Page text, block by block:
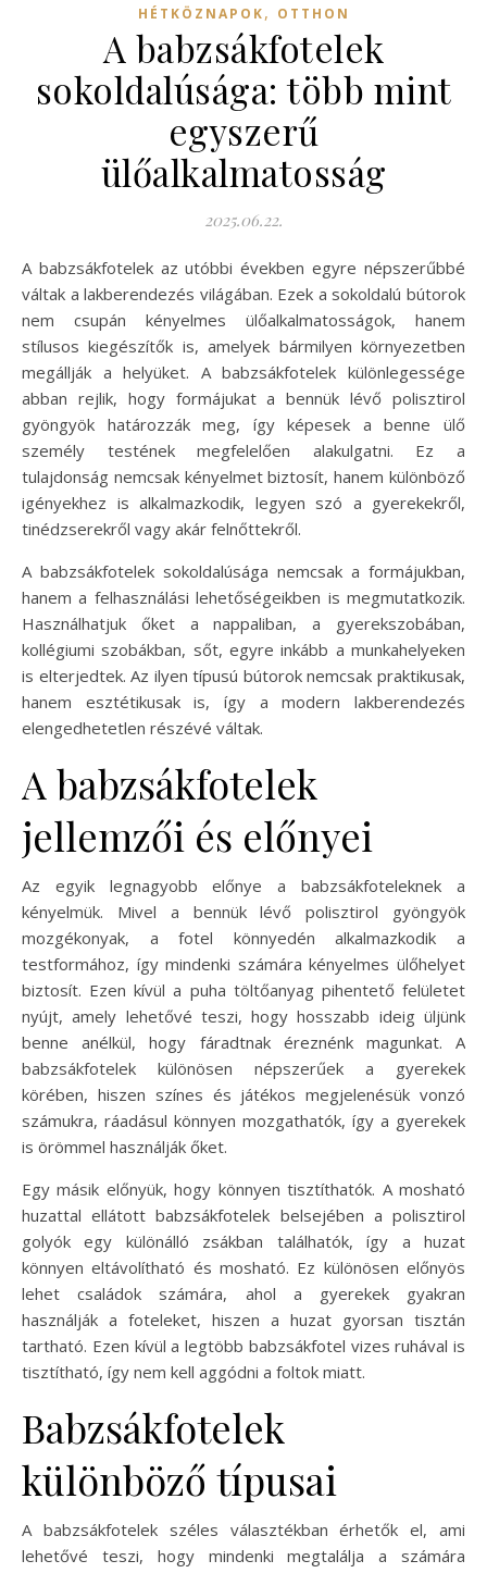
HÉTKÖZNAPOK, OTTHON
A babzsákfotelek
sokoldalúsága: több mint
egyszerű
ülőalkalmatosság
2025.06.22.
A babzsákfotelek az utóbbi években egyre népszerűbbé
váltak a lakberendezés világában. Ezek a sokoldalú bútorok
nem csupán kényelmes ülőalkalmatosságok, hanem
stílusos kiegészítők is, amelyek bármilyen környezetben
megállják a helyüket. A babzsákfotelek különlegessége
abban rejlik, hogy formájukat a bennük lévő polisztirol
gyöngyök határozzák meg, így képesek a benne ülő
személy testének megfelelően alakulgatni. Ez a
tulajdonság nemcsak kényelmet biztosít, hanem különböző
igényekhez is alkalmazkodik, legyen szó a gyerekekről,
tinédzserekről vagy akár felnőttekről.
A babzsákfotelek sokoldalúsága nemcsak a formájukban,
hanem a felhasználási lehetőségeikben is megmutatkozik.
Használhatjuk őket a nappaliban, a gyerekszobában,
kollégiumi szobákban, sőt, egyre inkább a munkahelyeken
is elterjedtek. Az ilyen típusú bútorok nemcsak praktikusak,
hanem esztétikusak is, így a modern lakberendezés
elengedhetetlen részévé váltak.
A babzsákfotelek
jellemzői és előnyei
Az egyik legnagyobb előnye a babzsákfoteleknek a
kényelmük. Mivel a bennük lévő polisztirol gyöngyök
mozgékonyak, a fotel könnyedén alkalmazkodik a
testformához, így mindenki számára kényelmes ülőhelyet
biztosít. Ezen kívül a puha töltőanyag pihentető felületet
nyújt, amely lehetővé teszi, hogy hosszabb ideig üljünk
benne anélkül, hogy fáradtnak éreznénk magunkat. A
babzsákfotelek különösen népszerűek a gyerekek
körében, hiszen színes és játékos megjelenésük vonzó
számukra, ráadásul könnyen mozgathatók, így a gyerekek
is örömmel használják őket.
Egy másik előnyük, hogy könnyen tisztíthatók. A mosható
huzattal ellátott babzsákfotelek belsejében a polisztirol
golyók egy különálló zsákban találhatók, így a huzat
könnyen eltávolítható és mosható. Ez különösen előnyös
lehet családok számára, ahol a gyerekek gyakran
használják a foteleket, hiszen a huzat gyorsan tisztán
tartható. Ezen kívül a legtöbb babzsákfotel vizes ruhával is
tisztítható, így nem kell aggódni a foltok miatt.
Babzsákfotelek
különböző típusai
A babzsákfotelek széles választékban érhetők el, ami
lehetővé teszi, hogy mindenki megtalálja a számára